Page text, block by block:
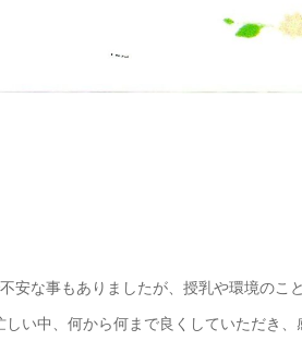
安な事もありましたが、授乳や環境の
い中、何から何まで良くしていただき、